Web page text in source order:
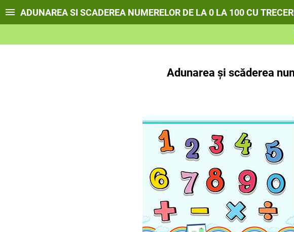
ADUNAREA SI SCADEREA NUMERELOR DE LA 0 LA 100 CU
Adunarea și scăderea